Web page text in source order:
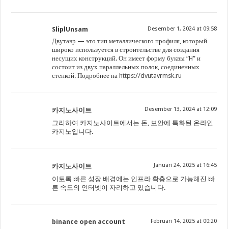
SliplUnsam Desember 1, 2024 at 09:58
Двутавр — это тип металлического профиля, который
широко используется в строительстве для создания
несущих конструкций. Он имеет форму буквы “H” и
состоит из двух параллельных полок, соединенных
стенкой. Подробнее на https://dvutavrmsk.ru
카지노사이트 Desember 13, 2024 at 12:09
그리하여 카지노사이트에서는 돈, 보안에 특화된 온라인
카지노입니다.
카지노사이트 Januari 24, 2025 at 16:45
이토록 빠른 성장 배경에는 인프라 확충으로 가능해진 빠
른 속도의 인터넷이 자리하고 있습니다.
binance open account Februari 14, 2025 at 00:20